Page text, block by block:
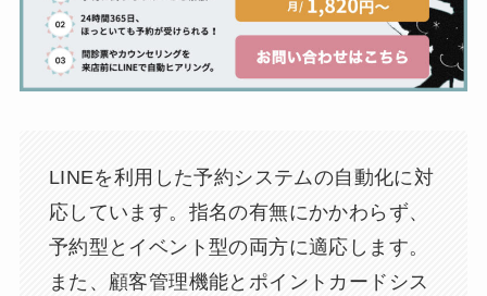
LINEを利用した予約システムの自動化に対
応しています。指名の有無にかかわらず、
予約型とイベント型の両方に適応します。
また、顧客管理機能とポイントカードシス